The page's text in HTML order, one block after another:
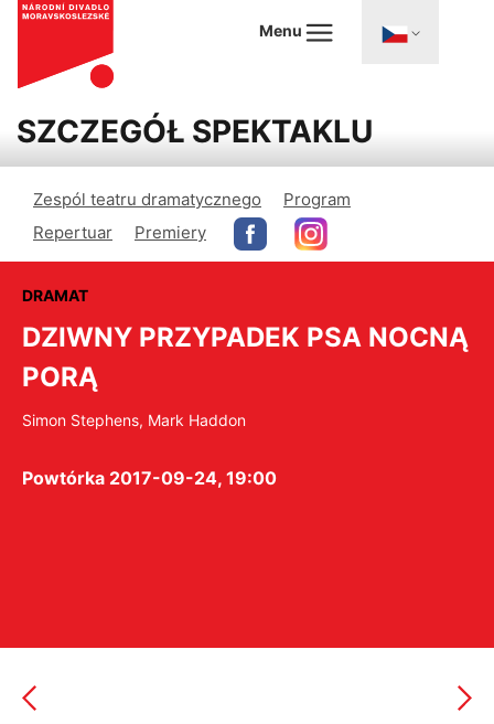
Menu
SZCZEGÓŁ SPEKTAKLU
Zespól teatru dramatycznego
Program
Repertuar
Premiery
DRAMAT
DZIWNY PRZYPADEK PSA NOCNĄ
PORĄ
Simon Stephens, Mark Haddon
Powtórka 2017-09-24, 19:00